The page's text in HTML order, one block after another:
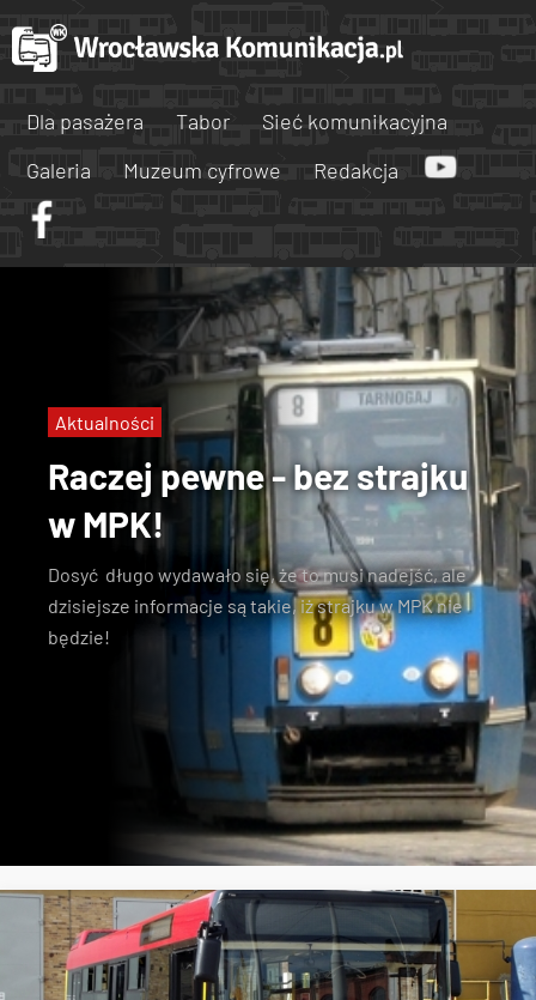
Dla pasażera Tabor
Sieć komunikacyjna
Galeria
Muzeum cyfrowe Redakcja
Raczej pewne - bez strajku
w MPK!
Dosyć długo wydawało się, że to musi nadejść, ale
dzisiejsze informacje są takie, iż strajku w MPK nie
będzie!
Aktualności